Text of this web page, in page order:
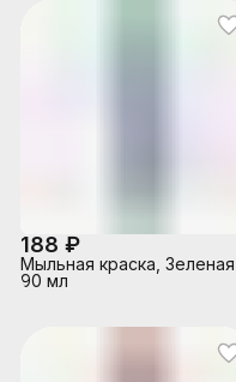
188 ₽
Мыльная краска, Зеленая ,
90 мл